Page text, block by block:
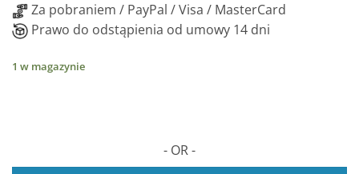
Za pobraniem / PayPal / Visa / MasterCard
Prawo do odstąpienia od umowy 14 dni
1 w magazynie
- OR -